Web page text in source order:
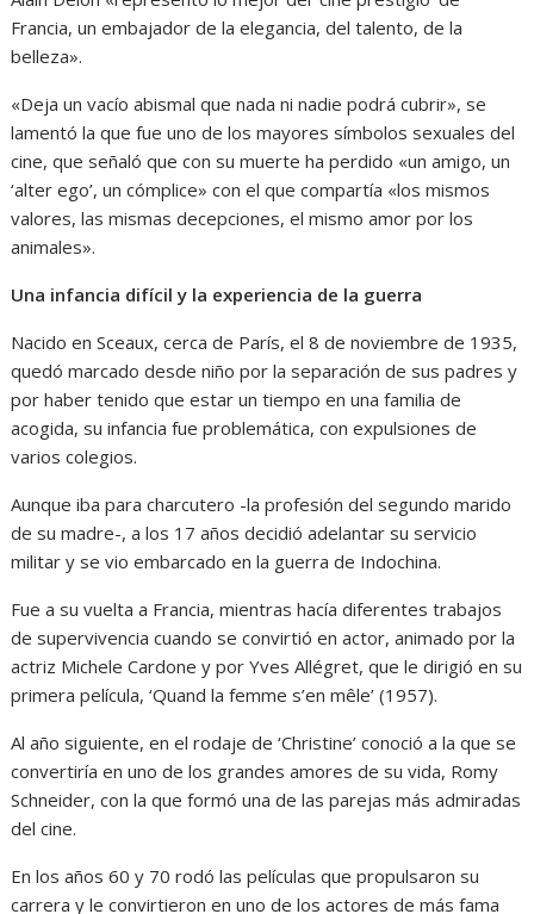
Francia, un embajador de la elegancia, del talento, de la
belleza».
«Deja un vacío abismal que nada ni nadie podrá cubrir», se
lamentó la que fue uno de los mayores símbolos sexuales del
cine, que señaló que con su muerte ha perdido «un amigo, un
‘alter ego’, un cómplice» con el que compartía «los mismos
valores, las mismas decepciones, el mismo amor por los
animales».
Una infancia difícil y la experiencia de la guerra
Nacido en Sceaux, cerca de París, el 8 de noviembre de 1935,
quedó marcado desde niño por la separación de sus padres y
por haber tenido que estar un tiempo en una familia de
acogida, su infancia fue problemática, con expulsiones de
varios colegios.
Aunque iba para charcutero -la profesión del segundo marido
de su madre-, a los 17 años decidió adelantar su servicio
militar y se vio embarcado en la guerra de Indochina.
Fue a su vuelta a Francia, mientras hacía diferentes trabajos
de supervivencia cuando se convirtió en actor, animado por la
actriz Michele Cardone y por Yves Allégret, que le dirigió en su
primera película, ‘Quand la femme s’en mêle’ (1957).
Al año siguiente, en el rodaje de ‘Christine’ conoció a la que se
convertiría en uno de los grandes amores de su vida, Romy
Schneider, con la que formó una de las parejas más admiradas
del cine.
En los años 60 y 70 rodó las películas que propulsaron su
carrera y le convirtieron en uno de los actores de más fama